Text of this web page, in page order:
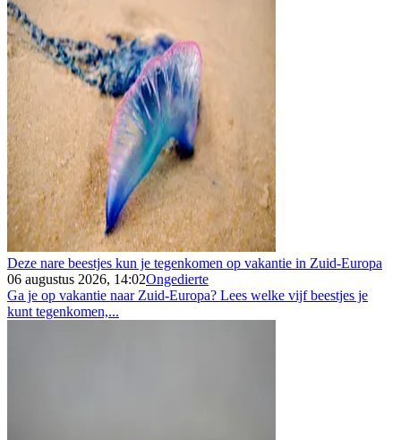
Deze nare beestjes kun je tegenkomen op vakantie in Zuid-Europa
06 augustus 2026, 14:02Ongedierte
Ga je op vakantie naar Zuid-Europa? Lees welke vijf beestjes je
kunt tegenkomen,...